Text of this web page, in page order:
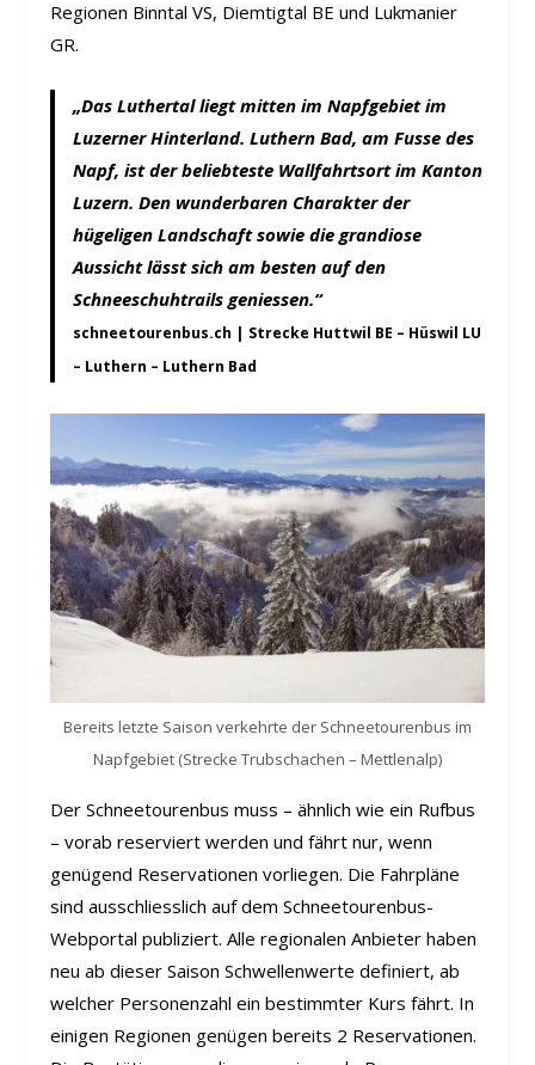
Regionen Binntal VS, Diemtigtal BE und Lukmanier
GR.
„Das Luthertal liegt mitten im Napfgebiet im
Luzerner Hinterland. Luthern Bad, am Fusse des
Napf, ist der beliebteste Wallfahrtsort im Kanton
Luzern. Den wunderbaren Charakter der
hügeligen Landschaft sowie die grandiose
Aussicht lässt sich am besten auf den
Schneeschuhtrails geniessen.“
schneetourenbus.ch | Strecke Huttwil BE – Hüswil LU
– Luthern – Luthern Bad
Bereits letzte Saison verkehrte der Schneetourenbus im
Napfgebiet (Strecke Trubschachen – Mettlenalp)
Der Schneetourenbus muss – ähnlich wie ein Rufbus
– vorab reserviert werden und fährt nur, wenn
genügend Reservationen vorliegen. Die Fahrpläne
sind ausschliesslich auf dem Schneetourenbus-
Webportal publiziert. Alle regionalen Anbieter haben
neu ab dieser Saison Schwellenwerte definiert, ab
welcher Personenzahl ein bestimmter Kurs fährt. In
einigen Regionen genügen bereits 2 Reservationen.